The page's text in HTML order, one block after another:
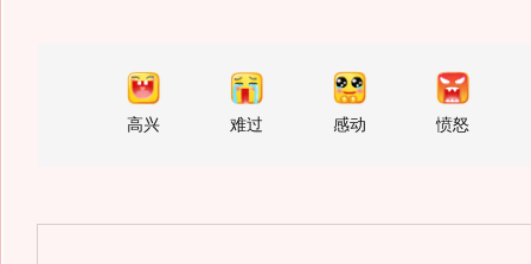
高兴 难过 感动 愤怒